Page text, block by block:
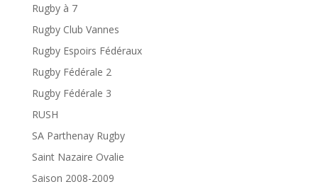
Rugby à 7
Rugby Club Vannes
Rugby Espoirs Fédéraux
Rugby Fédérale 2
Rugby Fédérale 3
RUSH
SA Parthenay Rugby
Saint Nazaire Ovalie
Saison 2008-2009